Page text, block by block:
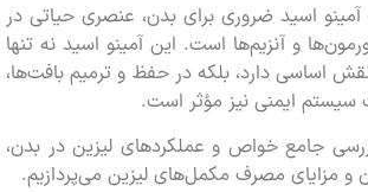
اسید ضروری برای بدن، عنصری حیاتی در
و آنزیم‌ها است. این آمینو اسید نه تنها
دارد، بلکه در حفظ و ترمیم بافت‌ها،
ایمنی نیز مؤثر است.
خواص و عملکردهای لیزین در بدن،
مصرف مکمل‌های لیزین می‌پردازیم.